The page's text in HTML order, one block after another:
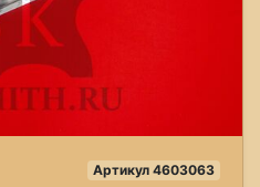
Артикул 4603063